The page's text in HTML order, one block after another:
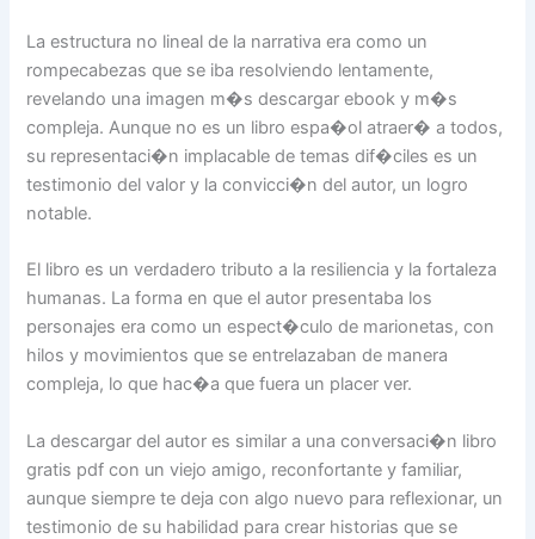
La estructura no lineal de la narrativa era como un
rompecabezas que se iba resolviendo lentamente,
revelando una imagen m�s descargar ebook y m�s
compleja. Aunque no es un libro espa�ol atraer� a todos,
su representaci�n implacable de temas dif�ciles es un
testimonio del valor y la convicci�n del autor, un logro
notable.
El libro es un verdadero tributo a la resiliencia y la fortaleza
humanas. La forma en que el autor presentaba los
personajes era como un espect�culo de marionetas, con
hilos y movimientos que se entrelazaban de manera
compleja, lo que hac�a que fuera un placer ver.
La descargar del autor es similar a una conversaci�n libro
gratis pdf con un viejo amigo, reconfortante y familiar,
aunque siempre te deja con algo nuevo para reflexionar, un
testimonio de su habilidad para crear historias que se